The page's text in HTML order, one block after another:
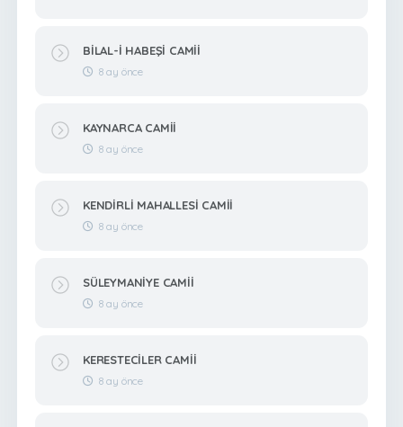
BİLAL-İ HABEŞİ CAMİİ
8 ay önce
KAYNARCA CAMİİ
8 ay önce
KENDİRLİ MAHALLESİ CAMİİ
8 ay önce
SÜLEYMANİYE CAMİİ
8 ay önce
KERESTECİLER CAMİİ
8 ay önce